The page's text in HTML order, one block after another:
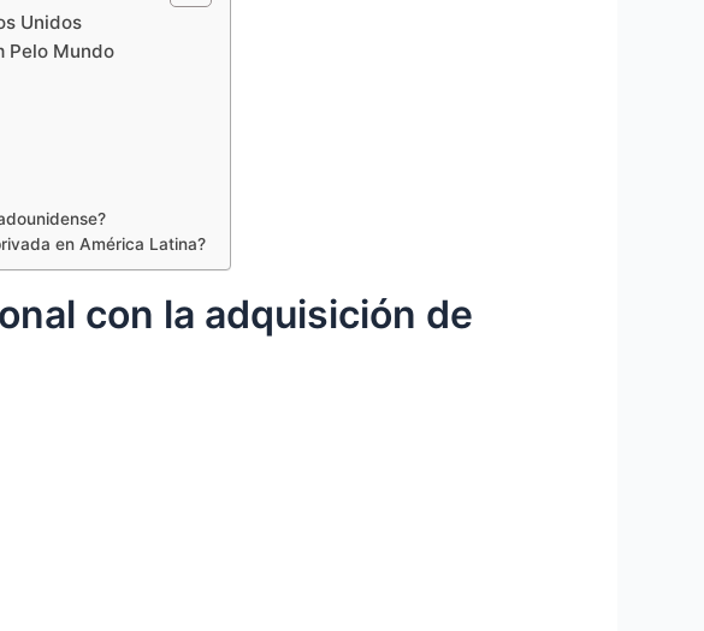
Unidos
Pelo Mundo
en América Latina?
con la adquisición de